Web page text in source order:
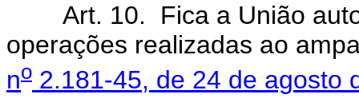
Art. 10. Fica a União
operações realizadas ao
no 2.181-45, de 24 de agosto